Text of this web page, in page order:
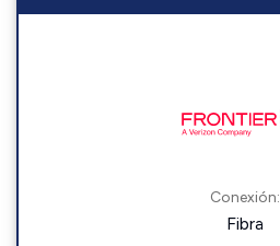
Conexión:
Fibra